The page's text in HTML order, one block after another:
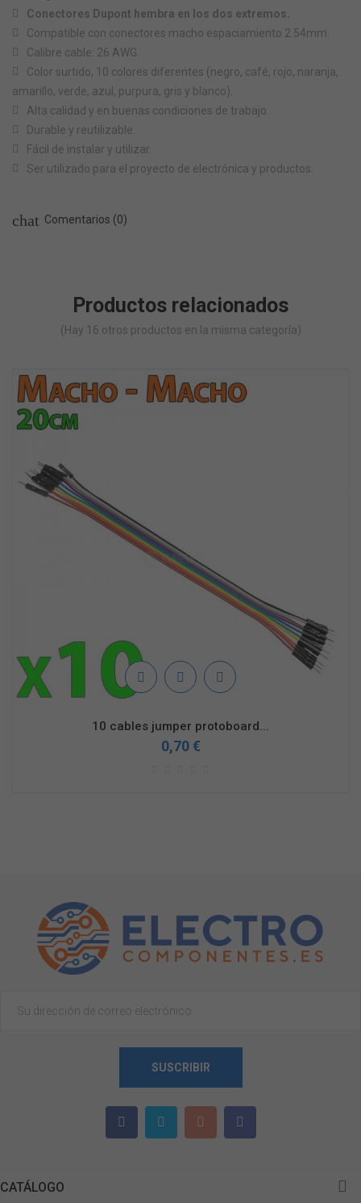
Conectores Dupont hembra en los dos extremos.
Compatible con conectores macho espaciamiento 2.54mm.
Calibre cable: 26 AWG.
Color surtido, 10 colores diferentes (negro, café, rojo, naranja,
amarillo, verde, azul, purpura, gris y blanco).
Alta calidad y en buenas condiciones de trabajo.
Durable y reutilizable.
Fácil de instalar y utilizar.
Ser utilizado para el proyecto de electrónica y productos.
chat Comentarios (0)
Productos relacionados
(Hay 16 otros productos en la misma categoría)
10 cables jumper protoboard...
0,70 €
SUSCRIBIR
CATÁLOGO 